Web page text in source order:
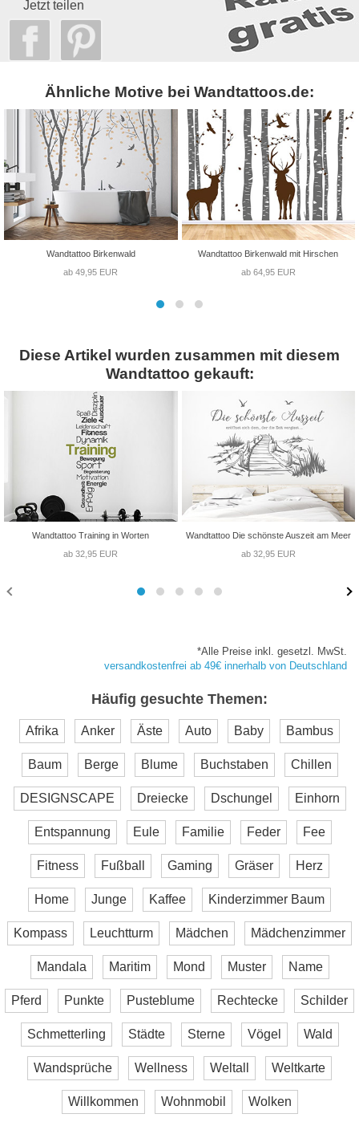
Jetzt teilen
Ähnliche Motive bei Wandtattoos.de:
Wandtattoo Birkenwald
ab 49,95 EUR
Wandtattoo Birkenwald mit Hirschen
ab 64,95 EUR
Diese Artikel wurden zusammen mit diesem
Wandtattoo gekauft:
Wandtattoo Training in Worten
ab 32,95 EUR
Wandtattoo Die schönste Auszeit am Meer
ab 32,95 EUR
*Alle Preise inkl. gesetzl. MwSt.
versandkostenfrei ab 49€ innerhalb von Deutschland
Häufig gesuchte Themen:
Afrika Anker Äste Auto Baby Bambus
Baum Berge Blume Buchstaben Chillen
DESIGNSCAPE Dreiecke Dschungel Einhorn
Entspannung Eule Familie Feder Fee
Fitness Fußball Gaming Gräser Herz
Home Junge Kaffee Kinderzimmer Baum
Kompass Leuchtturm Mädchen Mädchenzimmer
Mandala Maritim Mond Muster Name
Pferd Punkte Pusteblume Rechtecke Schilder
Schmetterling Städte Sterne Vögel Wald
Wandsprüche Wellness Weltall Weltkarte
Willkommen Wohnmobil Wolken